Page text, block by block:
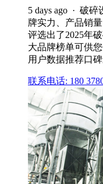
5 days ago · 破
牌实力、产品销
评选出了2025年
大品牌榜单可供
用户数据推荐口
联系电话: 180